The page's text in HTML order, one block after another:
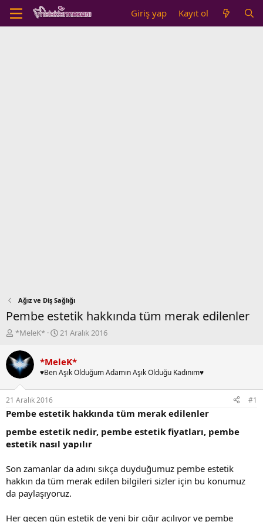
Giriş yap Kayıt ol
Ağız ve Diş Sağlığı
Pembe estetik hakkında tüm merak edilenler
K
n
b
u
y
u
b
a
l
a
a
n
*MeleK*
B
l
a
ı
ç
t
a
r
h
i
21 Aralık 2016
*MeleK*
♥Ben Aşık Olduğum Adamın Aşık Olduğu Kadınım♥
21 Aralık 2016 #1
Pembe estetik hakkında tüm merak edilenler
pembe estetik nedir, pembe estetik fiyatları, pembe
estetik nasıl yapılır
Son zamanlar da adını sıkça duyduğumuz pembe estetik
hakkın da tüm merak edilen bilgileri sizler için bu konumuz
da paylaşıyoruz.
Her geçen gün estetik de yeni bir çığır açılıyor ve pembe